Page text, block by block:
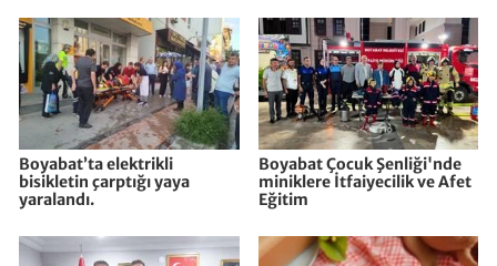
Boyabat’ta elektrikli
bisikletin çarptığı yaya
yaralandı.
Boyabat Çocuk Şenliği'nde
miniklere İtfaiyecilik ve Afet
Eğitim